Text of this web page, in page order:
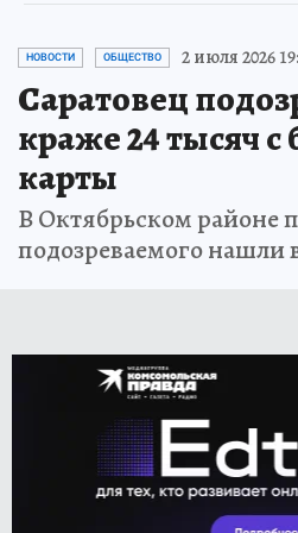
НОВОСТИ ОБЩЕСТВО 2 июля 2026
Саратовец
краже 24 тысяч
карты
В Октябрьском районе
подозреваемого нашли